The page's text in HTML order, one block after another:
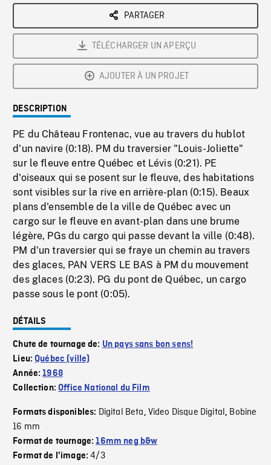
PARTAGER
TÉLÉCHARGER UN APERÇU
AJOUTER À UN PROJET
DESCRIPTION
PE du Château Frontenac, vue au travers du hublot
d'un navire (0:18). PM du traversier "Louis-Joliette"
sur le fleuve entre Québec et Lévis (0:21). PE
d'oiseaux qui se posent sur le fleuve, des habitations
sont visibles sur la rive en arrière-plan (0:15). Beaux
plans d'ensemble de la ville de Québec avec un
cargo sur le fleuve en avant-plan dans une brume
légère, PGs du cargo qui passe devant la ville (0:48).
PM d'un traversier qui se fraye un chemin au travers
des glaces, PAN VERS LE BAS à PM du mouvement
des glaces (0:23). PG du pont de Québec, un cargo
passe sous le pont (0:05).
DÉTAILS
Chute de tournage de: Un pays sans bon sens!
Lieu:Québec (ville)
Année:1968
Collection:Office National du Film
Formats disponibles: Digital Beta, Video Disque Digital, Bobine
16 mm
Format de tournage:16mm neg b&w
Format de l'image:4/3